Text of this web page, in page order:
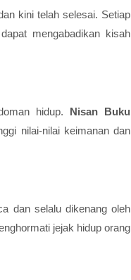
kini telah selesai. Setiap
mengabadikan kisah
hidup. Nisan Buku
nilai-nilai keimanan dan
dan selalu dikenang oleh
jejak hidup orang